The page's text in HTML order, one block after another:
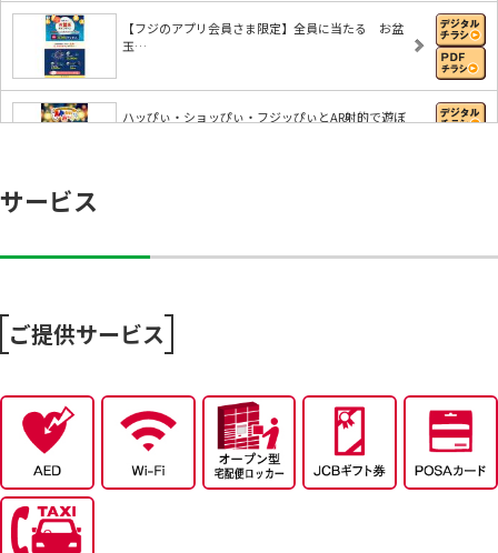
【フジのアプリ会員さま限定】全員に当たる お盆
玉…
ハッぴぃ・ショッぴぃ・フジッぴぃとAR射的で遊ぼ
8/4～エフカポイント10倍商品のご案内
サービス
ご提供サービス